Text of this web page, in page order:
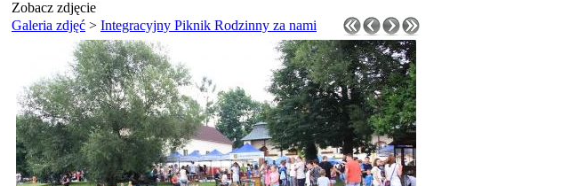
Zobacz zdjęcie
Galeria zdjęć > Integracyjny Piknik Rodzinny za nami